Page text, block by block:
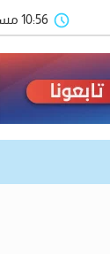
10:56 مساءً